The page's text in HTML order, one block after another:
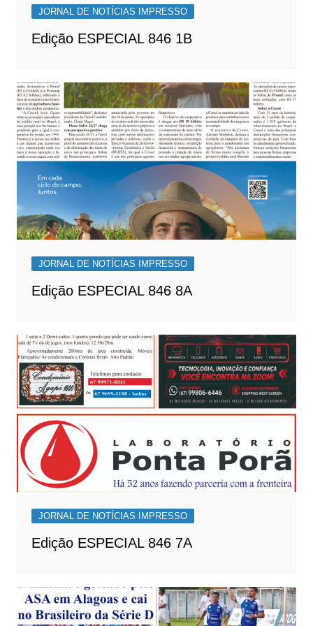
JORNAL DE NOTÍCIAS IMPRESSO
Edição ESPECIAL 846 1B
JORNAL DE NOTÍCIAS IMPRESSO
Edição ESPECIAL 846 8A
JORNAL DE NOTÍCIAS IMPRESSO
Edição ESPECIAL 846 7A